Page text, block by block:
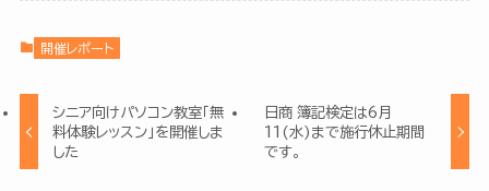
開催レポート
シニア向けパソコン教室「無
料体験レッスン」を開催しま
した
日商 簿記検定は6月
11(水)まで施行休止期間
です。